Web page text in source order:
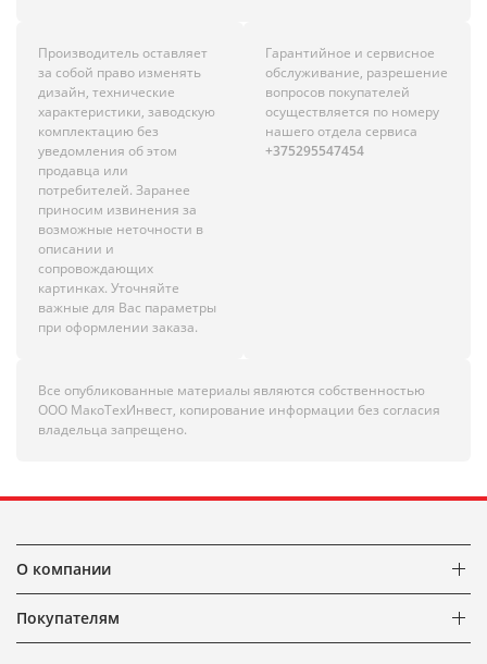
Производитель оставляет
за собой право изменять
дизайн, технические
характеристики, заводскую
комплектацию без
уведомления об этом
продавца или
потребителей. Заранее
приносим извинения за
возможные неточности в
описании и
сопровождающих
картинках. Уточняйте
важные для Вас параметры
при оформлении заказа.
Гарантийное и сервисное
обслуживание, разрешение
вопросов покупателей
осуществляется по номеру
нашего отдела сервиса
+375295547454
Все опубликованные материалы являются собственностью
ООО МакоТехИнвест, копирование информации без согласия
владельца запрещено.
О компании
Покупателям